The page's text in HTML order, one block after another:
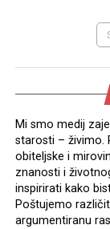
Mi smo medij
starosti – živimo.
obiteljske i
znanosti i
inspirirati kako
Poštujemo
argumentiranu